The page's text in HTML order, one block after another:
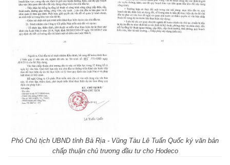
Phó Chủ tịch UBND tỉnh Bà Rịa - Vũng Tàu Lê Tuấn Quốc ký văn bản
chấp thuận chủ trương đầu tư cho Hodeco